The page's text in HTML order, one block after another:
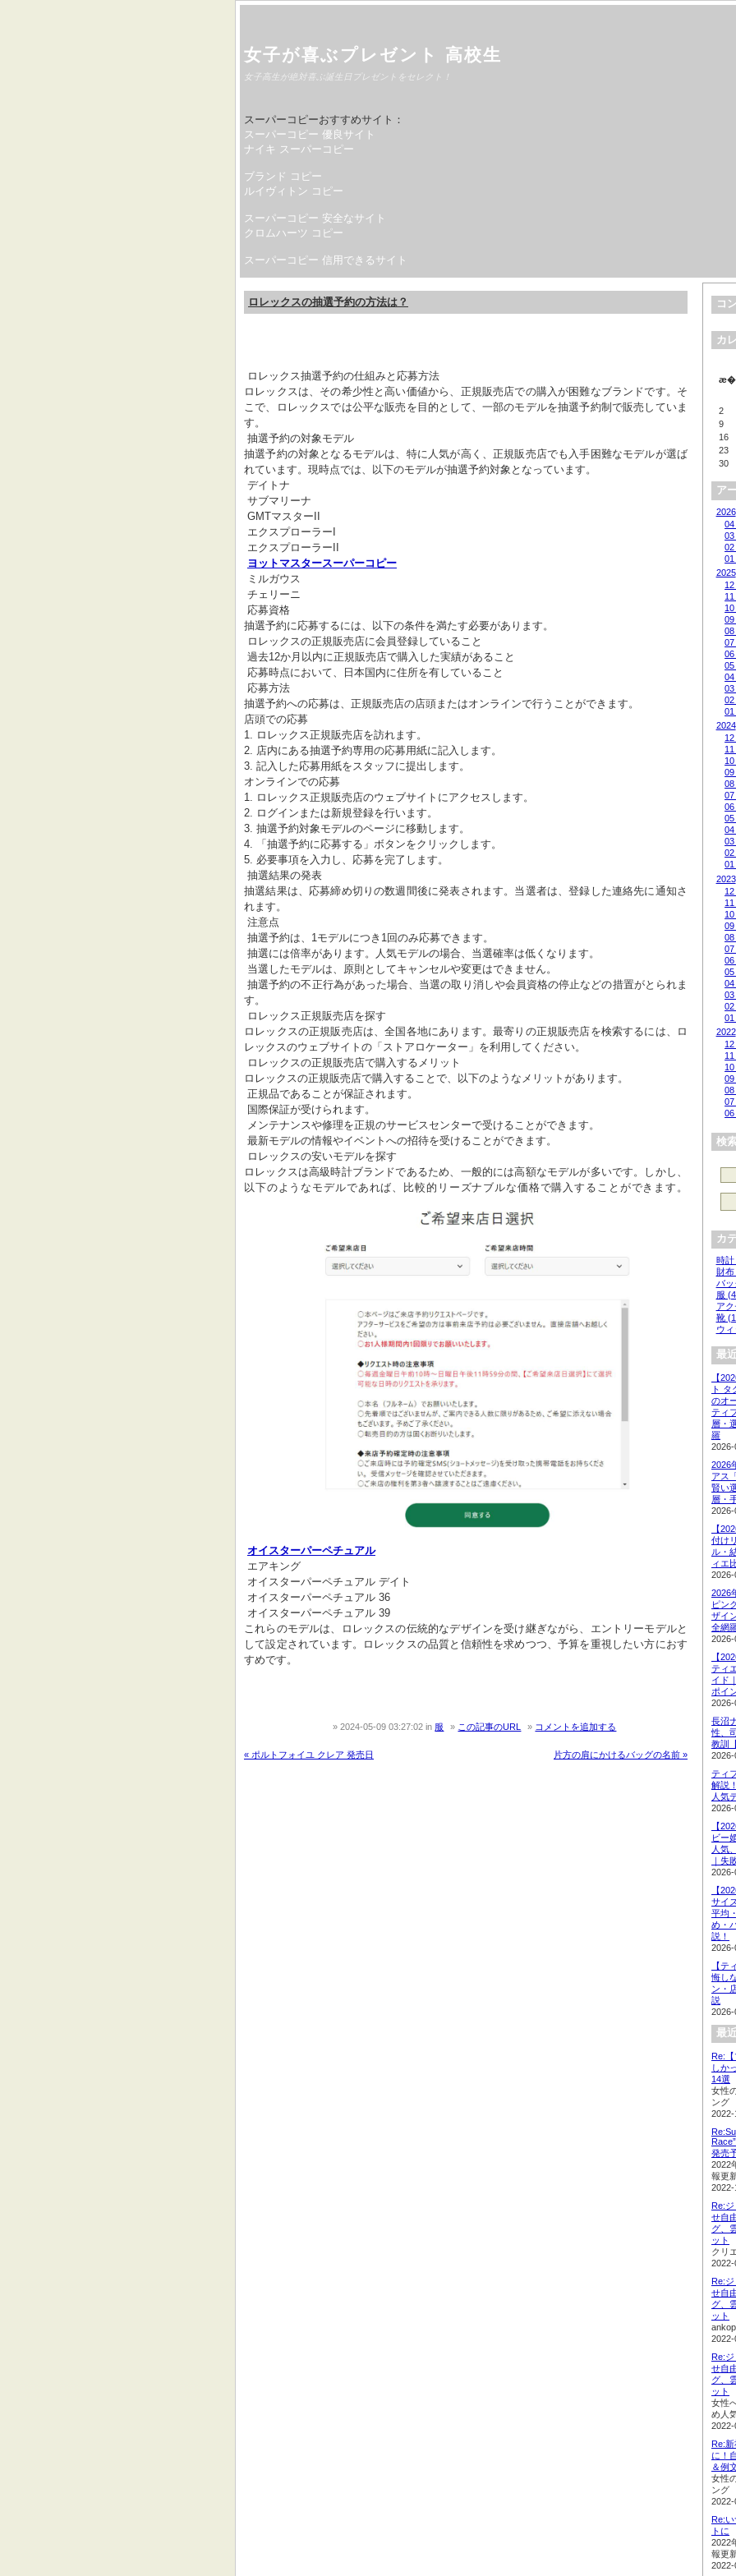
女子が喜ぶプレゼント 高校生
女子高生が絶対喜ぶ誕生日プレゼントをセレクト！
スーパーコピーおすすめサイト：
スーパーコピー 優良サイト
ナイキ スーパーコピー
ブランド コピー
ルイヴィトン コピー
スーパーコピー 安全なサイト
クロムハーツ コピー
スーパーコピー 信用できるサイト
ロレックスの抽選予約の方法は？
ロレックスは、その希少性と高い価値から、正規販売店での購入が困難なブランドです。そ
こで、ロレックスでは公平な販売を目的として、一部のモデルを抽選予約制で販売していま
す。
抽選予約の対象となるモデルは、特に人気が高く、正規販売店でも入手困難なモデルが選ば
れています。現時点では、以下のモデルが抽選予約対象となっています。
ヨットマスタースーパーコピー
抽選予約に応募するには、以下の条件を満たす必要があります。
抽選予約への応募は、正規販売店の店頭またはオンラインで行うことができます。
店頭での応募
1. ロレックス正規販売店を訪れます。
2. 店内にある抽選予約専用の応募用紙に記入します。
3. 記入した応募用紙をスタッフに提出します。
オンラインでの応募
1. ロレックス正規販売店のウェブサイトにアクセスします。
2. ログインまたは新規登録を行います。
3. 抽選予約対象モデルのページに移動します。
4. 「抽選予約に応募する」ボタンをクリックします。
5. 必要事項を入力し、応募を完了します。
抽選結果は、応募締め切りの数週間後に発表されます。当選者は、登録した連絡先に通知さ
れます。
抽選予約の不正行為があった場合、当選の取り消しや会員資格の停止などの措置がとられま
す。
ロレックスの正規販売店は、全国各地にあります。最寄りの正規販売店を検索するには、ロ
レックスのウェブサイトの「ストアロケーター」を利用してください。
ロレックスの正規販売店で購入することで、以下のようなメリットがあります。
ロレックスは高級時計ブランドであるため、一般的には高額なモデルが多いです。しかし、
以下のようなモデルであれば、比較的リーズナブルな価格で購入することができます。
オイスターパーペチュアル
これらのモデルは、ロレックスの伝統的なデザインを受け継ぎながら、エントリーモデルと
して設定されています。ロレックスの品質と信頼性を求めつつ、予算を重視したい方におす
すめです。
2024-05-09 03:27:02in 服 この記事のURL コメントを追加する
片方の肩にかけるバッグの名前 »
« ポルトフォイユ クレア 発売日
コ
カ
2
9
16
23
30
ア
2026
04
03
02
01
2025
12
11
10
09
08
07
06
05
04
03
02
01
2024
12
11
10
09
08
07
06
05
04
03
02
01
2023
12
11
10
09
08
07
06
05
04
03
02
01
2022
12
11
10
09
08
07
06
検
カ
時計
財布
バッ
服
ア
靴
ウ
最
【
ト
のオ
ティ
層・
羅
2026-
2026
アス
賢い
層・
2026-
【
付け
ル・
ィエ
2026-
2026
ピン
ザイ
全網
2026-
【
ティ
イド
ポイ
2026-
長沼
性、
教訓
2026-
ティ
解説
人気
2026-
【
ビー
人気
｜失
2026-
【
サイ
平均
め・
説！
2026-
【テ
悔し
ン・
説
2026-
最
Re:
しか
14選
女性
ング
2022-
発売
2022
報更
2022-
Re:ジ
せ自
グ、
ット
クリ
2022-
Re:ジ
せ自
グ、
ット
2022-
Re:ジ
せ自
グ、
ット
女性
め人
2022-
Re:
に！
＆例
女性
ング
2022-
Re:
トに
2022
報更
2022-